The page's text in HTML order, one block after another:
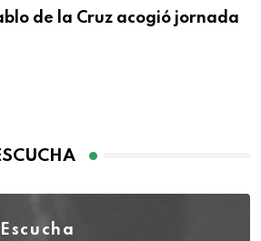
de la Cruz acogió jornada